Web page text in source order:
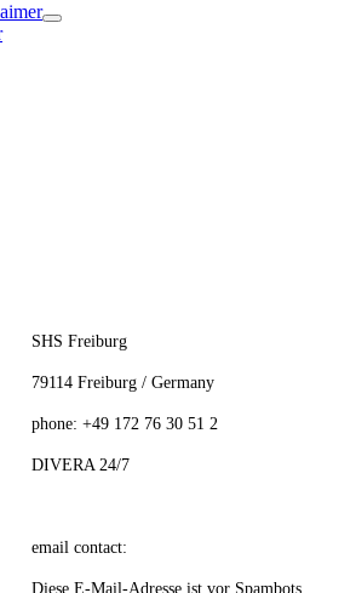
SHS Freiburg
79114 Freiburg / Germany
phone: +49 172 76 30 51 2
DIVERA 24/7
email contact:
Diese E-Mail-Adresse ist vor Spambots